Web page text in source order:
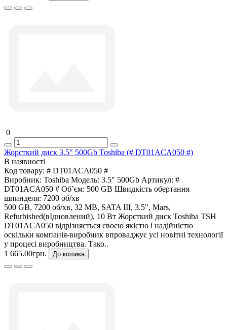
0
Жорсткий диск 3.5" 500Gb Toshiba (# DT01ACA050 #)
В наявності
Код товару: # DT01ACA050 #
Виробник: Toshiba Модель: 3.5" 500Gb Артикул: #
DT01ACA050 # Об’єм: 500 GB Швидкість обертання
шпинделя: 7200 об/хв
500 GB, 7200 об/хв, 32 MB, SATA III, 3.5", Mars,
Refurbished(вІдновлений), 10 Вт Жорсткий диск Toshiba TSH
DT01ACA050 відрізняється своєю якістю і надійністю
оскільки компанія-виробник впроваджує усі новітні технології
у процесі виробництва. Тако..
1 665.00грн.
До кошика